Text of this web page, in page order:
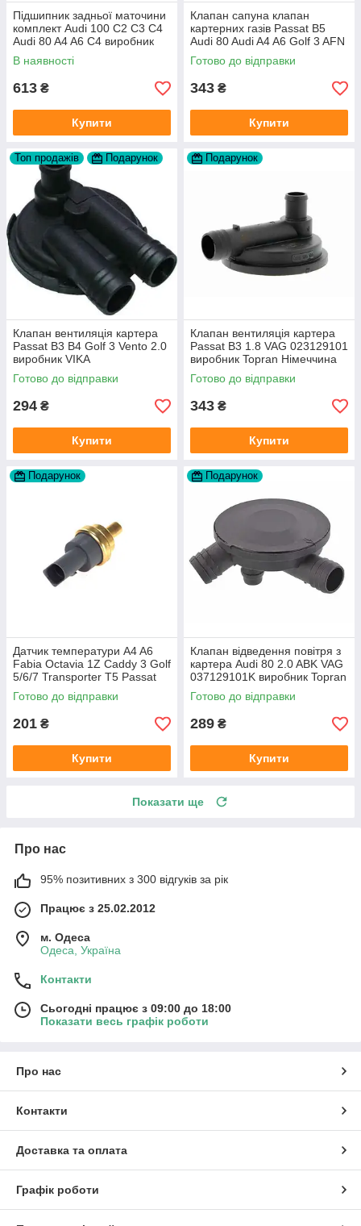
Підшипник задньої маточини
комплект Audi 100 C2 C3 C4
Audi 80 A4 A6 C4 виробник
FAG
В наявності
613 ₴
Купити
Клапан сапуна клапан
картерних газів Passat B5
Audi 80 Audi A4 A6 Golf 3 AFN
1Y AAZ 1Z AFF AEY AAZ AHB
AHU
Готово до відправки
343 ₴
Купити
Топ продажів Подарунок
Клапан вентиляція картера
Passat B3 B4 Golf 3 Vento 2.0
виробник VIKA
Готово до відправки
294 ₴
Купити
Подарунок
Клапан вентиляція картера
Passat B3 1.8 VAG 023129101
виробник Topran Німеччина
Готово до відправки
343 ₴
Купити
Подарунок
Датчик температури A4 A6
Fabia Octavia 1Z Caddy 3 Golf
5/6/7 Transporter T5 Passat
B6 (колір сірий)
Готово до відправки
201 ₴
Купити
Подарунок
Клапан відведення повітря з
картера Audi 80 2.0 ABK VAG
037129101K виробник Topran
Німеччина
Готово до відправки
289 ₴
Купити
Показати ще
Про нас
95% позитивних з 300 відгуків за рік
Працює з 25.02.2012
м. Одеса
Одеса, Україна
Контакти
Сьогодні працює з 09:00 до 18:00
Показати весь графік роботи
Про нас
Контакти
Доставка та оплата
Графік роботи